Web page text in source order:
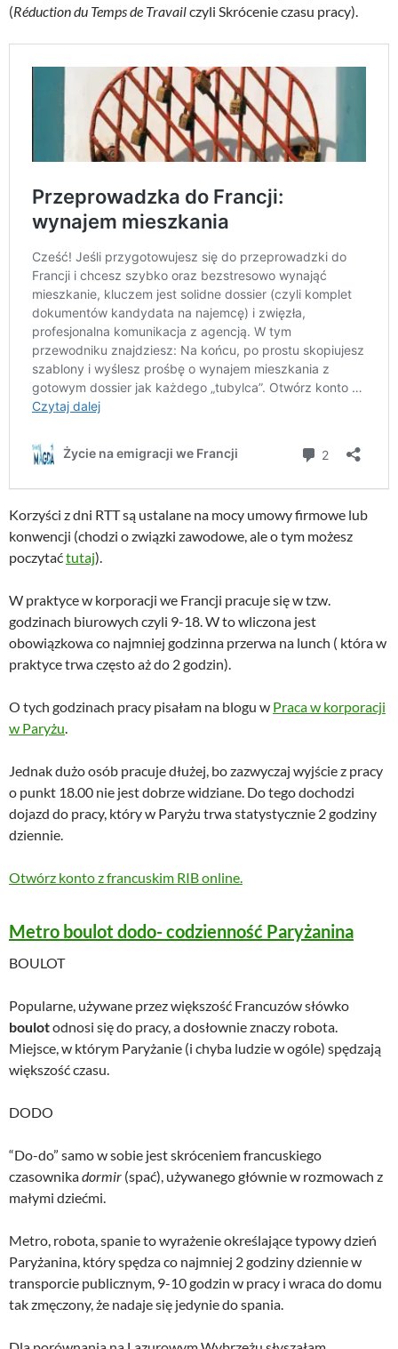
(Réduction du Temps de Travailczyli Skrócenie czasu pracy).
Korzyści z dni RTT są ustalane na mocy umowy firmowe lub
konwencji (chodzi o związki zawodowe, ale o tym możesz
poczytaćtutaj).
W praktyce w korporacji we Francji pracuje się w tzw.
godzinach biurowych czyli 9-18. W to wliczona jest
obowiązkowa co najmniej godzinna przerwa na lunch ( która w
praktyce trwa często aż do 2 godzin).
O tych godzinach pracy pisałam na blogu w Praca w korporacji
w Paryżu.
Jednak dużo osób pracuje dłużej, bo zazwyczaj wyjście z pracy
o punkt 18.00 nie jest dobrze widziane. Do tego dochodzi
dojazd do pracy, który w Paryżu trwa statystycznie 2 godziny
dziennie.
Otwórz konto z francuskim RIB online.
Metro boulot dodo- codzienność Paryżanina
BOULOT
Popularne, używane przez większość Francuzów słówko
boulotodnosi się do pracy, a dosłownie znaczy robota.
Miejsce, w którym Paryżanie (i chyba ludzie w ogóle) spędzają
większość czasu.
DODO
“Do-do” samo w sobie jest skróceniem francuskiego
czasownikadormir (spać), używanego głównie w rozmowach z
małymi dziećmi.
Metro, robota, spanie to wyrażenie określające typowy dzień
Paryżanina, który spędza co najmniej 2 godziny dziennie w
transporcie publicznym, 9-10 godzin w pracy i wraca do domu
tak zmęczony, że nadaje się jedynie do spania.